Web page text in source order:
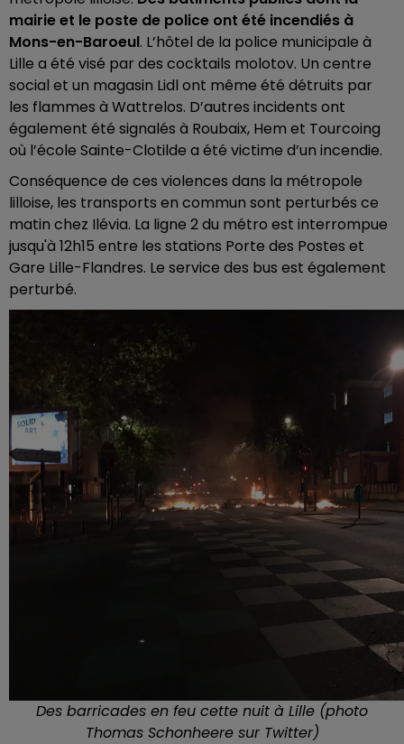
mairie et le poste de police ont été incendiés à
Mons-en-Baroeul. L’hôtel de la police municipale à
Lille a été visé par des cocktails molotov. Un centre
social et un magasin Lidl ont même été détruits par
les flammes à Wattrelos. D’autres incidents ont
également été signalés à Roubaix, Hem et Tourcoing
où l’école Sainte-Clotilde a été victime d’un incendie.
Conséquence de ces violences dans la métropole
lilloise, les transports en commun sont perturbés ce
matin chez Ilévia. La ligne 2 du métro est interrompue
jusqu'à 12h15 entre les stations Porte des Postes et
Gare Lille-Flandres. Le service des bus est également
perturbé.
Des barricades en feu cette nuit à Lille (photo
Thomas Schonheere sur Twitter)